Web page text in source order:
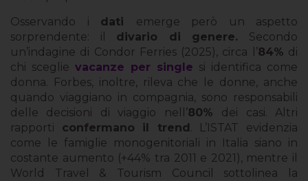
Osservando i dati emerge però un aspetto
sorprendente: il divario di genere. Secondo
un’indagine di Condor Ferries (2025), circa l’84% di
chi sceglie vacanze per single si identifica come
donna. Forbes, inoltre, rileva che le donne, anche
quando viaggiano in compagnia, sono responsabili
delle decisioni di viaggio nell’80% dei casi. Altri
rapporti confermano il trend. L’ISTAT evidenzia
come le famiglie monogenitoriali in Italia siano in
costante aumento (+44% tra 2011 e 2021), mentre il
World Travel & Tourism Council sottolinea la